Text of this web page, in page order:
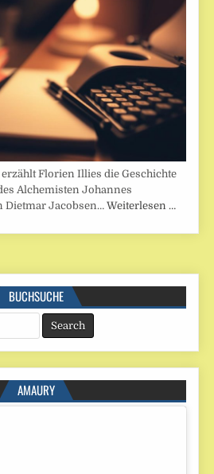
erzählt Florien Illies die Geschichte
Alchemisten Johannes
Dietmar Jacobsen…Weiterlesen …
BUCHSUCHE
AMAURY